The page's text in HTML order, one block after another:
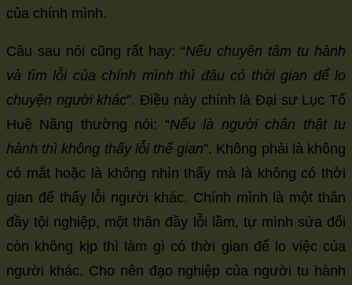
của chính mình.
Câu sau nói cũng rất hay: “Nếu chuyên tâm tu hành
và tìm lỗi của chính mình thì đâu có thời gian để lo
chuyện người khác”. Điều này chính là Đại sư Lục Tổ
Huệ Năng thường nói: “Nếu là người chân thật tu
hành thì không thấy lỗi thế gian”. Không phải là không
có mắt hoặc là không nhìn thấy mà là không có thời
gian để thấy lỗi người khác. Chính mình là một thân
đầy tội nghiệp, một thân đầy lỗi lầm, tự mình sửa đổi
còn không kịp thì làm gì có thời gian để lo việc của
người khác. Cho nên đạo nghiệp của người tu hành